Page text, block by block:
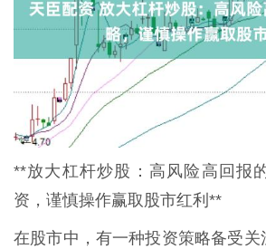
**放大杠杆炒股：高风险高回报
资，谨慎操作赢取股市红利**
在股市中，有一种投资策略备受关